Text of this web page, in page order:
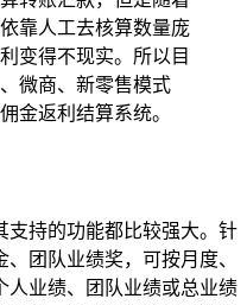
靠人工去核算数量庞
变得不现实。所以目
微商、新零售模式
金返利结算系统。
持的功能都比较强大。针
团队业绩奖，可按月度、
人业绩、团队业绩或总业绩